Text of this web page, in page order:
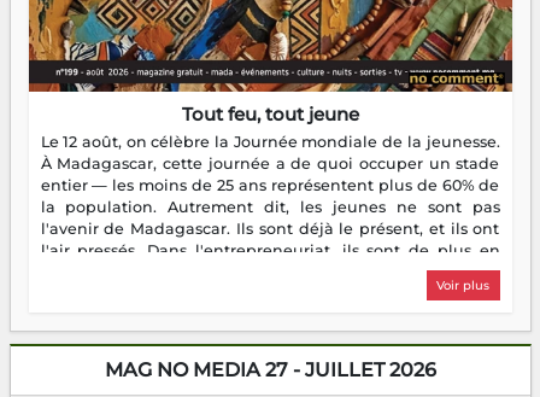
Tout feu, tout jeune
Le 12 août, on célèbre la Journée mondiale de la jeunesse.
À Madagascar, cette journée a de quoi occuper un stade
entier — les moins de 25 ans représentent plus de 60% de
la population. Autrement dit, les jeunes ne sont pas
l'avenir de Madagascar. Ils sont déjà le présent, et ils ont
l'air pressés. Dans l'entrepreneuriat, ils sont de plus en
plus nombreux à se lancer, à créer, à risquer — souvent
sans filet, souvent sans aide, mais toujours avec cette
dorment vraiment la nuit. En culture, les nouvelles sont
encore meilleures. Aina Rasamoelina vient de décrocher le
Prix RFI Instrumental Afrique. Miangaly Elia rafle le Prix
Voir plus
MAG NO MEDIA 27 - JUILLET 2026